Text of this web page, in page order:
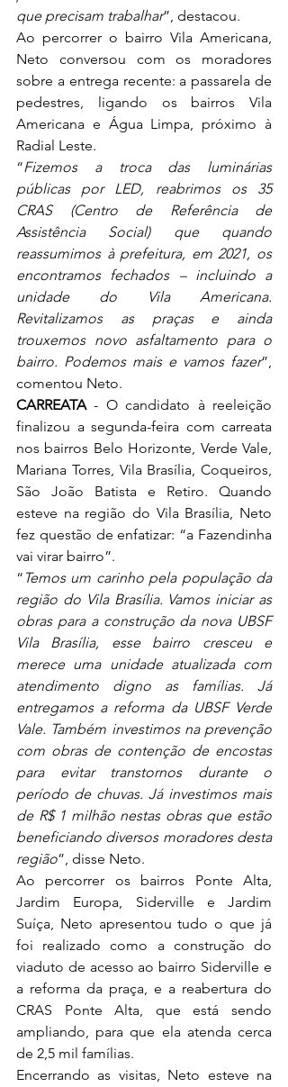
que precisam trabalhar”, destacou.
Ao percorrer o bairro Vila Americana,
Neto conversou com os moradores
sobre a entrega recente: a passarela de
pedestres, ligando os bairros Vila
Americana e Água Limpa, próximo à
Radial Leste.
“Fizemos a troca das luminárias
públicas por LED, reabrimos os 35
CRAS (Centro de Referência de
Assistência Social) que quando
reassumimos à prefeitura, em 2021, os
encontramos fechados – incluindo a
unidade do Vila Americana.
Revitalizamos as praças e ainda
trouxemos novo asfaltamento para o
bairro. Podemos mais e vamos fazer”,
comentou Neto.
CARREATA - O candidato à reeleição
finalizou a segunda-feira com carreata
nos bairros Belo Horizonte, Verde Vale,
Mariana Torres, Vila Brasília, Coqueiros,
São João Batista e Retiro. Quando
esteve na região do Vila Brasília, Neto
fez questão de enfatizar: “a Fazendinha
vai virar bairro”.
“ Temos um carinho pela população da
região do Vila Brasília. Vamos iniciar as
obras para a construção da nova UBSF
Vila Brasília, esse bairro cresceu e
merece uma unidade atualizada com
atendimento digno as famílias. Já
entregamos a reforma da UBSF Verde
Vale. Também investimos na prevenção
com obras de contenção de encostas
para evitar transtornos durante o
período de chuvas. Já investimos mais
de R$ 1 milhão nestas obras que estão
beneficiando diversos moradores desta
região”, disse Neto.
Ao percorrer os bairros Ponte Alta,
Jardim Europa, Siderville e Jardim
Suíça, Neto apresentou tudo o que já
foi realizado como a construção do
viaduto de acesso ao bairro Siderville e
a reforma da praça, e a reabertura do
CRAS Ponte Alta, que está sendo
ampliando, para que ela atenda cerca
de 2,5 mil famílias.
Encerrando as visitas, Neto esteve na